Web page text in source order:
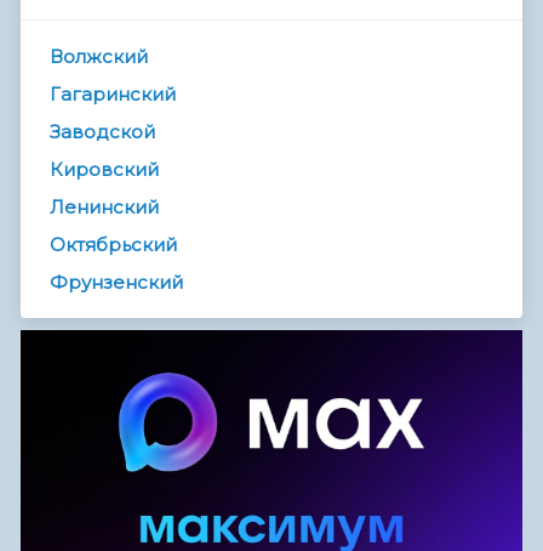
Волжский
Гагаринский
Заводской
Кировский
Ленинский
Октябрьский
Фрунзенский